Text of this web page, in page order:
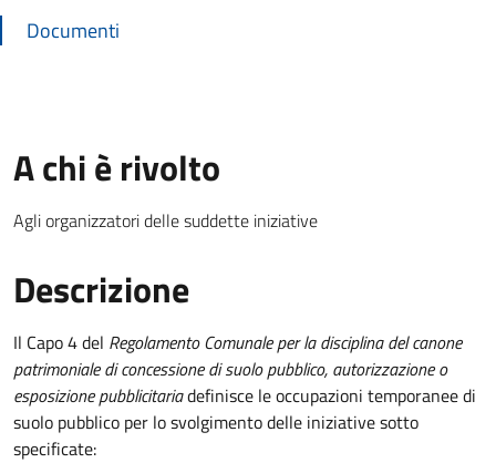
Documenti
A chi è rivolto
Agli organizzatori delle suddette iniziative
Descrizione
Il Capo 4 del Regolamento Comunale per la disciplina del canone
patrimoniale di concessione di suolo pubblico, autorizzazione o
esposizione pubblicitariadefinisce le occupazioni temporanee di
suolo pubblico per lo svolgimento delle iniziative sotto
specificate: